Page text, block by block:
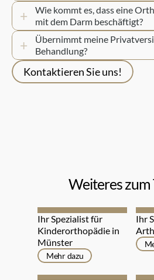
+
Wie kommt es, dass eine
mit dem Darm beschäftigt?
+
Übernimmt meine
Behandlung?
Kontaktieren Sie uns!
Weiteres zum
Ihr Spezialist für
Kinderorthopädie in
Münster
Mehr dazu
Ihr